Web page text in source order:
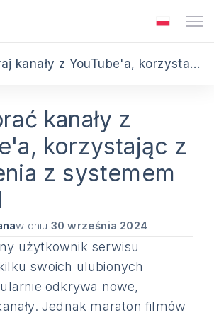
Pobieraj kanały z YouTube'a, korzystając z urządzenia z systemem Android
kanały z
korzystając z
z systemem
w dniu 30 września 2024
użytkownik serwisu
swoich ulubionych
odkrywa nowe,
Jednak maraton filmów